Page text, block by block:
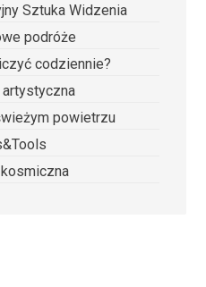
Sztuka Widzenia
podróże
codziennie?
artystyczna
powietrzu